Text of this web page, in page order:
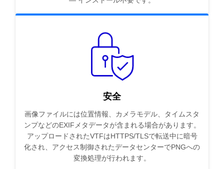
安全
画像ファイルには位置情報、カメラモデル、タイムスタ
ンプなどのEXIFメタデータが含まれる場合があります。
アップロードされたVTFはHTTPS/TLSで転送中に暗号
化され、アクセス制御されたデータセンターでPNGへの
変換処理が行われます。